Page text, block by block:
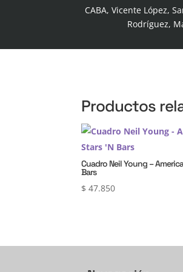
CABA, Vicente López,
Rodríguez,
Productos
Cuadro Neil Young –
Bars
$ 47.850